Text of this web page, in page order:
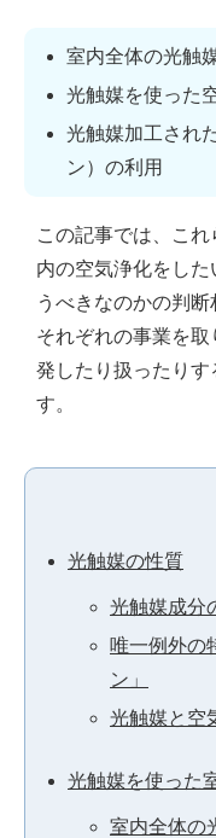
室内全体の光触
光触媒を使った
光触媒加工され
ン）の利用
この記事では、こ
内の空気浄化をし
うべきなのかの判断
それぞれの事業を
発したり扱ったりす
す。
光触媒の性質
光触媒成分
唯一例外の
ン」
光触媒と空
光触媒を使った
室内全体の